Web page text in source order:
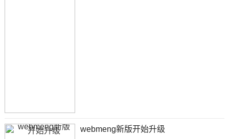
webmeng新版开始升级